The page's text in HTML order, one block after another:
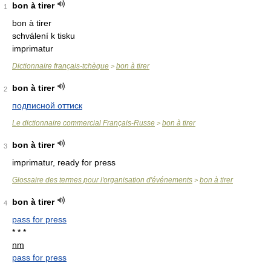
1
bon à tirer
bon à tirer
schválení k tisku
imprimatur
Dictionnaire français-tchèque > bon à tirer
2
bon à tirer
подписной оттиск
Le dictionnaire commercial Français-Russe > bon à tirer
3
bon à tirer
imprimatur, ready for press
Glossaire des termes pour l'organisation d'événements > bon à tirer
4
bon à tirer
pass for press
* * *
nm
pass for press